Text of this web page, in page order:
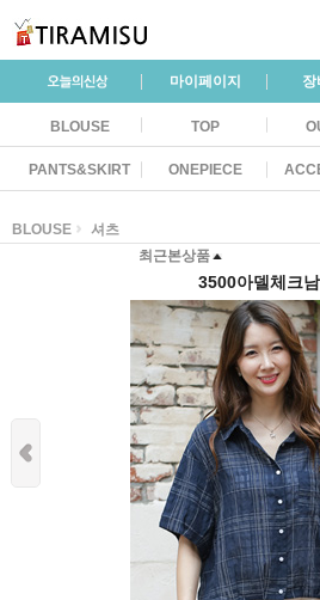
마이페이지 장
BLOUSE TOP
PANTS&SKIRT ONEPIECE
BLOUSE
셔츠
최근본상품
3500아델체크